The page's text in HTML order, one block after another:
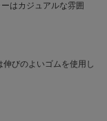
はカジュアルな雰囲
伸びのよいゴムを使用し